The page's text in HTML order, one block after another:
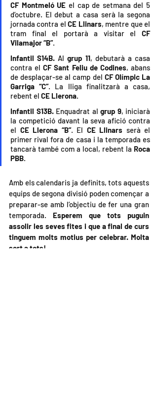
CF Montmeló UE el cap de setmana del 5
d’octubre. El debut a casa serà la segona
jornada contra el CE Llinars, mentre que el
tram final el portarà a visitar el CF
Vilamajor “B”.
Infantil S14B. Al grup 11, debutarà a casa
contra el CF Sant Feliu de Codines, abans
de desplaçar-se al camp del CF Olímpic La
Garriga “C”. La lliga finalitzarà a casa,
rebent el CE Llerona.
Infantil S13B. Enquadrat al grup 9, iniciarà
la competició davant la seva afició contra
el CE Llerona “B”. El CE Llinars serà el
primer rival fora de casa i la temporada es
tancarà també com a local, rebent la Roca
PBB.
Amb els calendaris ja definits, tots aquests
equips de segona divisió poden començar a
preparar-se amb l’objectiu de fer una gran
temporada. Esperem que tots puguin
assolir les seves fites i que a final de curs
tinguem molts motius per celebrar. Molta
sort a tots!